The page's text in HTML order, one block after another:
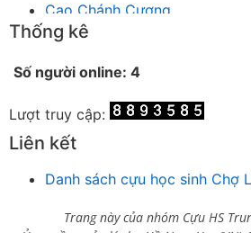
Cao Chánh Cương
Cao Nhật Quyên
Chích Chị
Chu Trầm Nguyên Minh
Cò Bằng
Công Bình
Công Minh
Thống kê
Số người online: 4
Lượt truy cập:
Liên kết
Danh sách cựu học sinh Chợ
Trang này của nhóm Cựu HS